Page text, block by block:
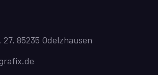
85235 Odelzhausen